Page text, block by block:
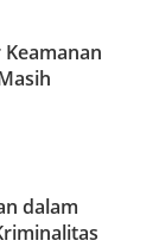
Keamanan
dalam